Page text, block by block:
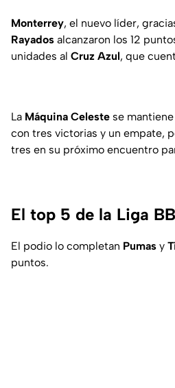
Monterrey, el nuevo líder,
Rayados alcanzaron los 12
unidades al Cruz Azul, que
La Máquina Celeste se
con tres victorias y un empate,
tres en su próximo encuentro
El top 5 de la Liga
El podio lo completan Pumas y
puntos.